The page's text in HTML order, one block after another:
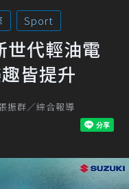
Sport
代輕油電
皆提升
振群／綜合報導